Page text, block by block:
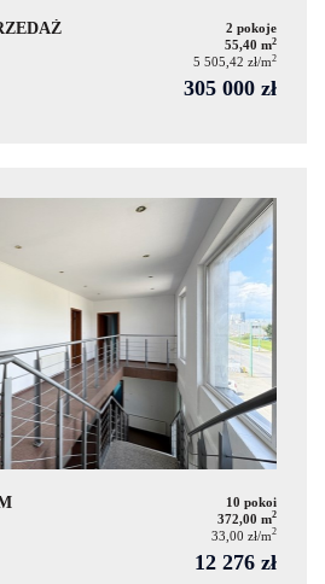
2 pokoje
55,40 m2
5 505,42 zł/m2
305 000 zł
10 pokoi
372,00 m2
33,00 zł/m2
12 276 zł